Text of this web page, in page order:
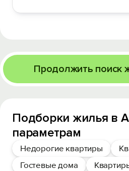
Продолжить поиск
Подборки жилья в
параметрам
Недорогие квартиры
Гостевые дома